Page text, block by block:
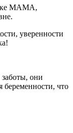
МАМА,
уверенности
заботы, они
беременности, что